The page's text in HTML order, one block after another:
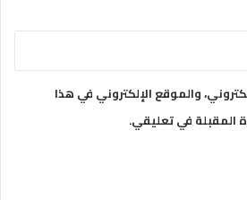
والموقع الإلكتروني في هذا
المقبلة في تعليقي.